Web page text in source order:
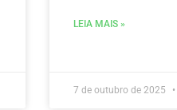
LEIA MAIS »
7 de outubro de 2025